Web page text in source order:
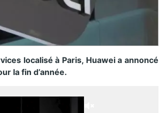
localisé à Paris, Huawei a annoncé
la fin d’année.